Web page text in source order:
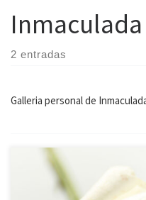
2 entradas
Galleria personal de